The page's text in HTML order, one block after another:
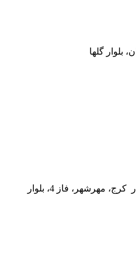
فرآورده های گوشتی تک واقع در کرج، مهرشهر، فاز 4، بلوار